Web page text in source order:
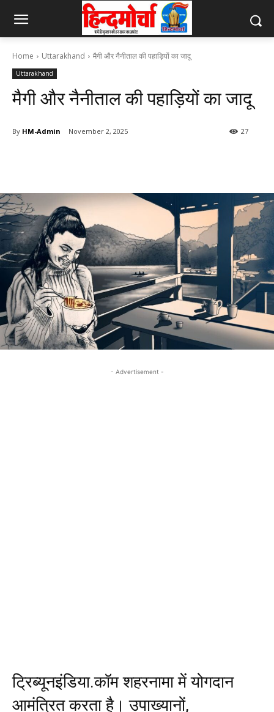
Home Uttarakhand मैगी और नैनीताल की पहाड़ियों का जादू
Uttarakhand
मैगी और नैनीताल की पहाड़ियों का जादू
By HM-Admin November 2, 2025 27
- Advertisement -
ट्रिब्यूनइंडिया.कॉम शहरनामा में योगदान
आमंत्रित करता है। उपाख्यानों,